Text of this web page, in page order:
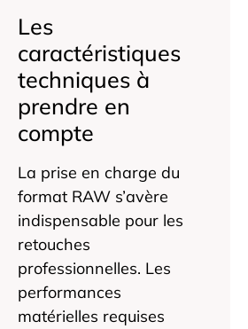
Les
caractéristiques
techniques à
prendre en
compte
La prise en charge du
format RAW s’avère
indispensable pour les
retouches
professionnelles. Les
performances
matérielles requises